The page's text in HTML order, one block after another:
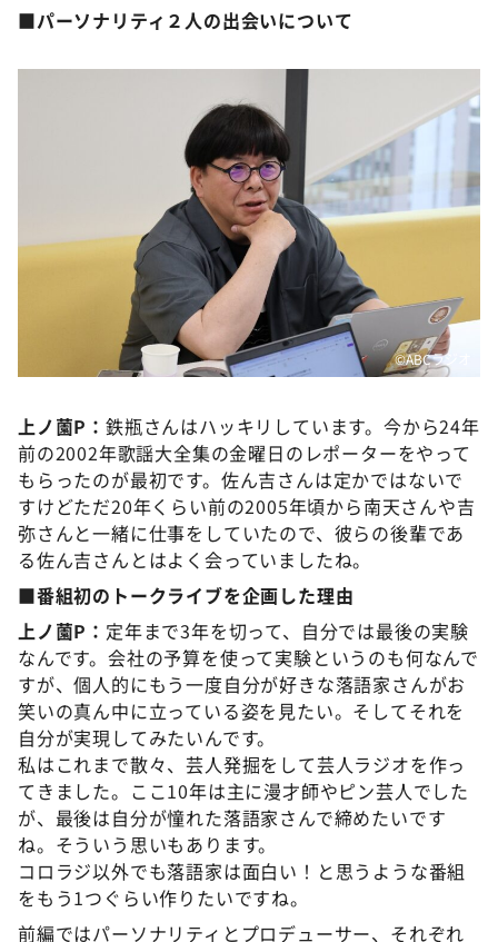
■パーソナリティ２人の出会いについて
©️ABCラジオ
上ノ薗P： 鉄瓶さんはハッキリしています。今から24年
前の2002年歌謡大全集の金曜日のレポーターをやって
もらったのが最初です。佐ん吉さんは定かではないで
すけどただ20年くらい前の2005年頃から南天さんや吉
弥さんと一緒に仕事をしていたので、彼らの後輩であ
る佐ん吉さんとはよく会っていましたね。
■番組初のトークライブを企画した理由
上ノ薗P： 定年まで3年を切って、自分では最後の実験
なんです。会社の予算を使って実験というのも何なんで
すが、個人的にもう一度自分が好きな落語家さんがお
笑いの真ん中に立っている姿を見たい。そしてそれを
自分が実現してみたいんです。
私はこれまで散々、芸人発掘をして芸人ラジオを作っ
てきました。ここ10年は主に漫才師やピン芸人でした
が、最後は自分が憧れた落語家さんで締めたいです
ね。そういう思いもあります。
コロラジ以外でも落語家は面白い！と思うような番組
をもう1つぐらい作りたいですね。
前編ではパーソナリティとプロデューサー、それぞれ